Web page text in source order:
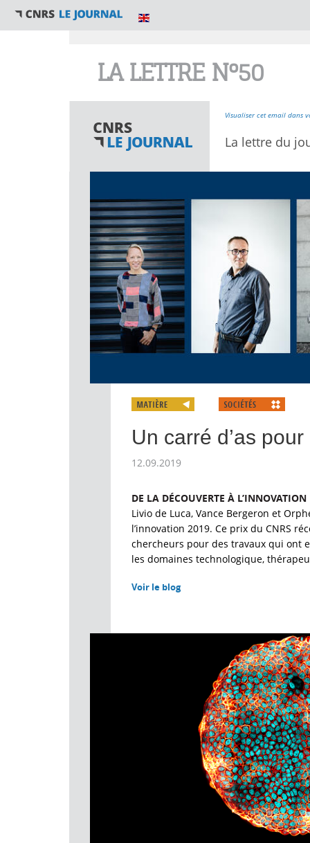
LA LETTRE N°50
Visualiser cet email dans
La lettre du
Un carré d’as
12.09.2019
DE LA DÉCOUVERTE À L’INNOVATION
Livio de Luca, Vance Bergeron et
l’innovation 2019. Ce prix du CNRS
chercheurs pour des travaux qui ont
les domaines technologique,
Voir le blog